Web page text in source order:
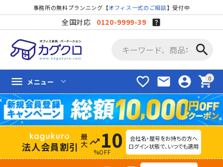
事務所の無料プランニング【オフィス一式のご相談】受付中
全国対応 0120-9999-39
search
favorite_border mail account_circle shopping_cart
menu メニュー
法人会員割引 trending_up 10
%OFF
会社名・屋号をお持ちの方へ
ログイン状態で、いつでも適用